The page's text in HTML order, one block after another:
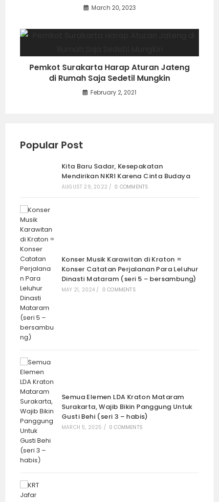
March 20, 2023
Pemkot Surakarta Harap Aturan Jateng
di Rumah Saja Sedetil Mungkin
February 2, 2021
Popular Post
Kita Baru Sadar, Kesepakatan
Mendirikan NKRI Karena Cinta Budaya
AUGUST 29, 2022 / 0 COMMENTS
Konser Musik Karawitan di Kraton =
Konser Catatan Perjalanan Para Leluhur
Dinasti Mataram (seri 5 – bersambung)
MAY 21, 2024 / 0 COMMENTS
Semua Elemen LDA Kraton Mataram
Surakarta, Wajib Bikin Panggung Untuk
Gusti Behi (seri 3 – habis)
MARCH 5, 2025 / 0 COMMENTS